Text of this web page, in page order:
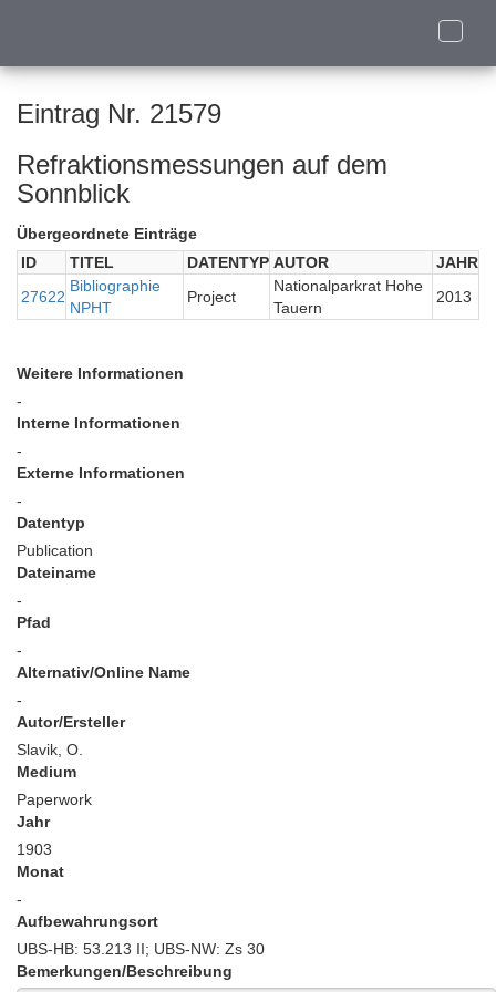
Toggle
Eintrag Nr. 21579
Refraktionsmessungen auf dem
Sonnblick
Übergeordnete Einträge
ID
TITEL DATENTYP AUTOR
JAHR
27622
Bibliographie
NPHT
Project
Nationalparkrat Hohe
Tauern
2013
Weitere Informationen
-
Interne Informationen
-
Externe Informationen
-
Datentyp
Publication
Dateiname
-
Pfad
-
Alternativ/Online Name
-
Autor/Ersteller
Slavik, O.
Medium
Paperwork
Jahr
1903
Monat
-
Aufbewahrungsort
UBS-HB: 53.213 II; UBS-NW: Zs 30
Bemerkungen/Beschreibung